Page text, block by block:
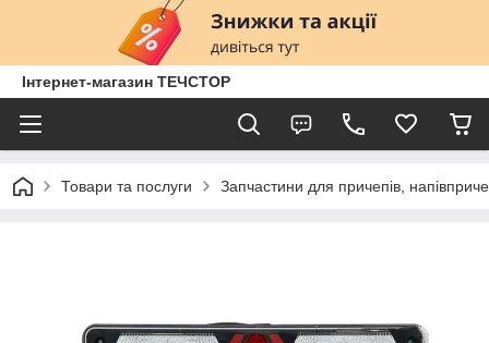
Інтернет-магазин ТЕЧСТОР
Товари та послуги Запчастини для причепів,